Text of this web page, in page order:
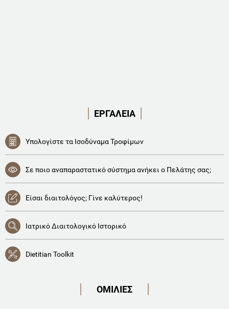
ΕΡΓΑΛΕΙΑ
Υπολογίστε τα Ισοδύναμα Τροφίμων
Σε ποιο αναπαραστατικό σύστημα ανήκει ο Πελάτης σας;
Είσαι διαιτολόγος; Γίνε καλύτερος!
Ιατρικό Διαιτολογικό Ιστορικό
Dietitian Toolkit
ΟΜΙΛΙΕΣ